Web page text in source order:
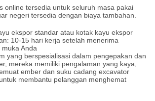
online tersedia untuk seluruh masa pakai
negeri tersedia dengan biaya tambahan.
ekspor standar atau kotak kayu ekspor
10-15 hari kerja setelah menerima
Anda
yang berspesialisasi dalam pengepakan dan
mereka memiliki pengalaman yang kaya,
ember dan suku cadang excavator
membantu pelanggan menghemat